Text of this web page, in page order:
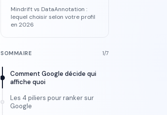
Mindrift vs DataAnnotation :
lequel choisir selon votre profil
en 2026
SOMMAIRE 1/7
Comment Google décide qui
affiche quoi
Les 4 piliers pour ranker sur
Google